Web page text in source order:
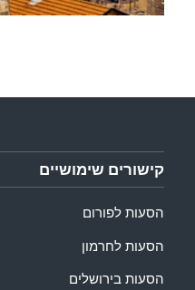
קישורים שימושיים
הסעות לפורום
הסעות לחרמון
הסעות בירושלים